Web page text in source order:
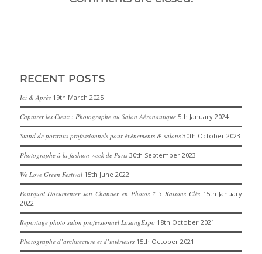
RECENT POSTS
Ici & Après 19th March 2025
Capturer les Cieux : Photographe au Salon Aéronautique 5th January 2024
Stand de portraits professionnels pour événements & salons 30th October 2023
Photographe à la fashion week de Paris 30th September 2023
We Love Green Festival 15th June 2022
Pourquoi Documenter son Chantier en Photos ? 5 Raisons Clés 15th January
2022
Reportage photo salon professionnel LosangExpo 18th October 2021
Photographe d’architecture et d’intérieurs 15th October 2021